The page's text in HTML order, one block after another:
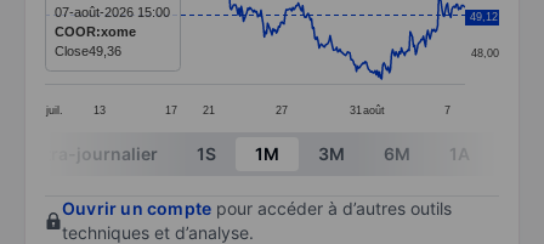
The chart has 1 X axis displaying categories.
The chart has 1 Y axis displaying values. Data ranges
juil. 13 17 21 27 31 août 7
48,00
49,00
49,12
07-août-2026 15:00
COOR:xome
Close49,36
End of interactive chart.
Intra-journalier 1S 1M 3M 6M 1A
Ouvrir un compte pour accéder à d’autres outils
techniques et d’analyse.